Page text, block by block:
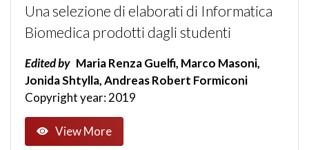
Una selezione di elaborati di Informatica
Biomedica prodotti dagli studenti
Edited by Maria Renza Guelfi, Marco Masoni,
Jonida Shtylla, Andreas Robert Formiconi
Copyright year: 2019
View More